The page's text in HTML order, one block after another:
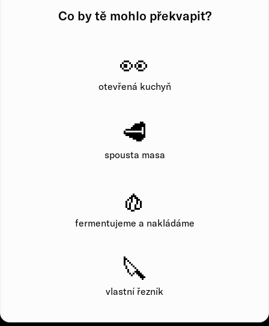
Co by tě mohlo překvapit?
👀
otevřená kuchyň
🥩
spousta masa
🧄
fermentujeme a nakládáme
🔪
vlastní řezník